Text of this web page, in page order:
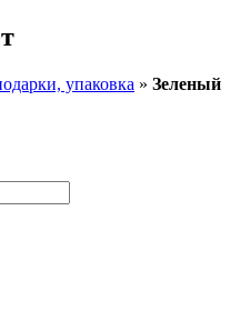
упаковка » Зеленый